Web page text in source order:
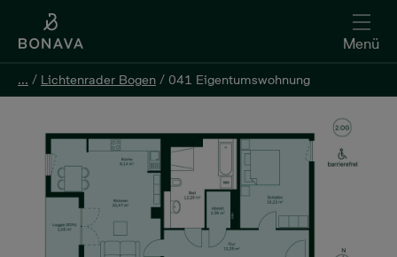
Menü
... / Lichtenrader Bogen / 041 Eigentumswohnung
... / Lichtenrader Bogen / 041 Eigentumswohnung
Kontakt aufnehmen